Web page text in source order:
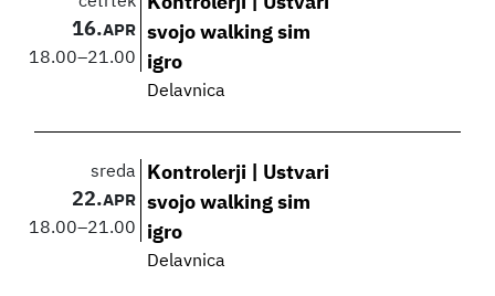
16.APR
18.00–21.00
svojo walking sim
igro
Delavnica
sreda
22.APR
18.00–21.00
Kontrolerji | Ustvari
svojo walking sim
igro
Delavnica